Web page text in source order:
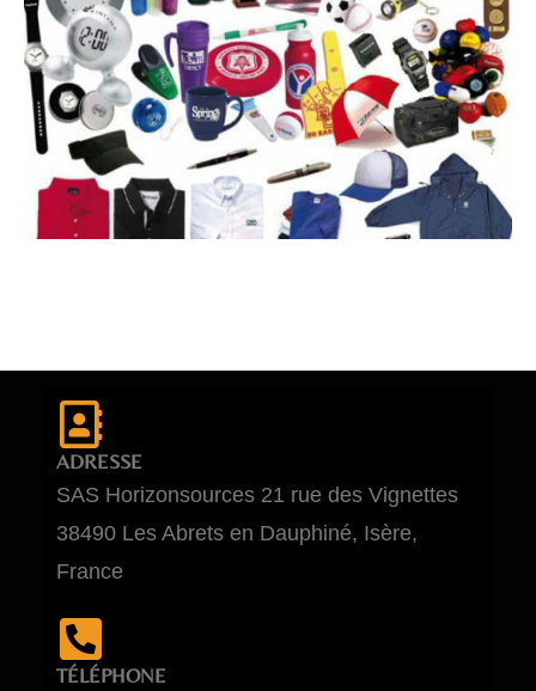
ADRESSE
SAS Horizonsources 21 rue des Vignettes
38490 Les Abrets en Dauphiné, Isère,
France
TÉLÉPHONE